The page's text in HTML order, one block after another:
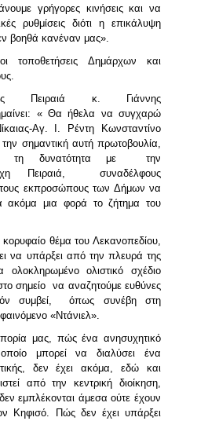
γρήγορες κινήσεις και να
ρυθμίσεις διότι η επικάλυψη
βοηθά κανέναν μας».
τοποθετήσεις Δημάρχων και
Πειραιά κ. Γιάννης
« Θα ήθελα να συγχαρώ
Αγ. Ι. Ρέντη Κωνσταντίνο
σημαντική αυτή πρωτοβουλία,
τη δυνατότητα με την
Πειραιά, συναδέλφους
εκπροσώπους των Δήμων να
ακόμα μια φορά το ζήτημα του
κορυφαίο θέμα του Λεκανοπεδίου,
να υπάρξει από την πλευρά της
ολοκληρωμένο ολιστικό σχέδιο
σημείο να αναζητούμε ευθύνες
συμβεί, όπως συνέβη στη
«Ντάνιελ».
μας, πώς ένα ανησυχητικό
μπορεί να διαλύσει ένα
δεν έχει ακόμα, εδώ και
από την κεντρική διοίκηση,
εμπλέκονται άμεσα ούτε έχουν
Κηφισό. Πώς δεν έχει υπάρξει